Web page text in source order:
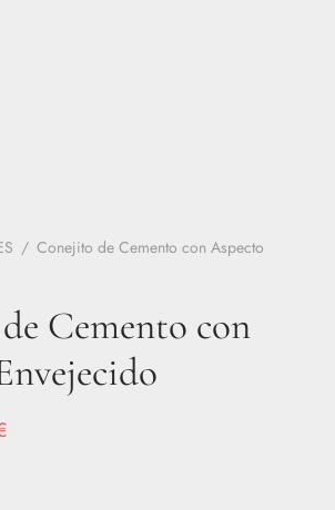
/ Conejito de Cemento con Aspecto
Cemento con